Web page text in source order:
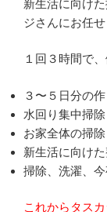
新生活に向け
ジさんにお任せ
１回３時間で
３〜５日分の
水回り集中掃
お家全体の掃
新生活に向け
掃除、洗濯、
これからタス